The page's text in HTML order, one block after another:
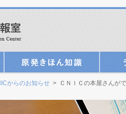
からのお知らせ > ＣＮＩＣの本屋さんが